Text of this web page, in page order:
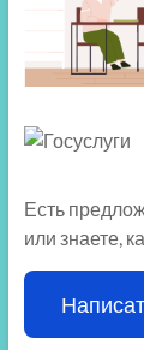
Есть
или знаете,